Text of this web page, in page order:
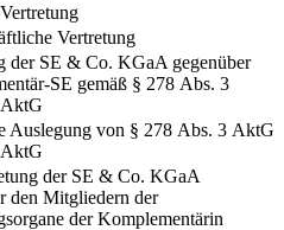
Vertretung
der SE & Co. KGaA gegenüber
SE gemäß § 278 Abs. 3
Auslegung von § 278 Abs. 3 AktG
der SE & Co. KGaA
den Mitgliedern der
der Komplementärin